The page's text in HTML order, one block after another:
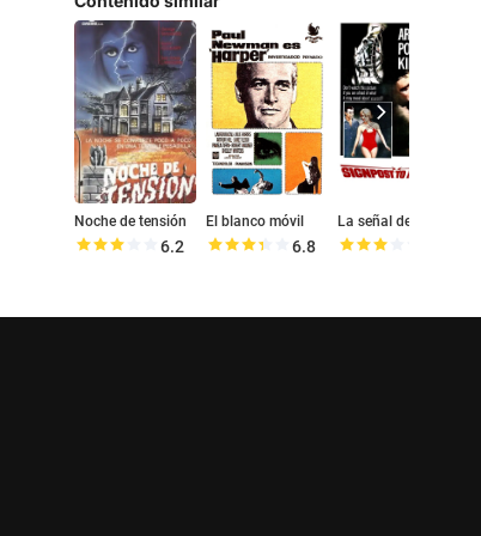
Noche de tensión
6.2
El blanco móvil
6.8